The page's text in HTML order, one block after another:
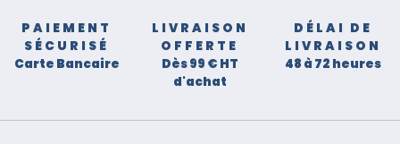
PAIEMENT
SÉCURISÉ
Carte Bancaire
LIVRAISON
OFFERTE
Dès 99 € HT
d'achat
DÉLAI DE
LIVRAISON
48 à 72 heures